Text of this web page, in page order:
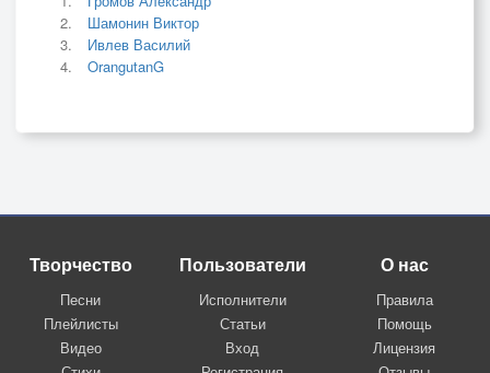
Шамонин Виктор
Ивлев Василий
OrangutanG
Творчество
Песни
Плейлисты
Видео
Пользователи
Исполнители
Статьи
Вход
О нас
Правила
Помощь
Лицензия